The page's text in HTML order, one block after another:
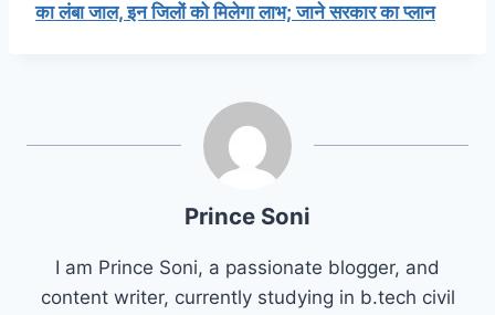
का लंबा जाल, इन जिलों को मिलेगा लाभ; जाने सरकार का प्लान
Prince Soni
I am Prince Soni, a passionate blogger, and
content writer, currently studying in b.tech civil